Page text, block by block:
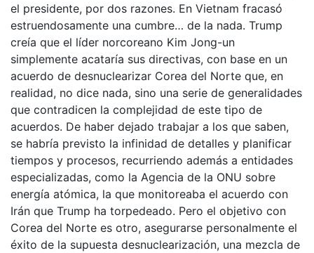
el presidente, por dos razones. En Vietnam fracasó
estruendosamente una cumbre… de la nada. Trump
creía que el líder norcoreano Kim Jong-un
simplemente acataría sus directivas, con base en un
acuerdo de desnuclearizar Corea del Norte que, en
realidad, no dice nada, sino una serie de generalidades
que contradicen la complejidad de este tipo de
acuerdos. De haber dejado trabajar a los que saben,
se habría previsto la infinidad de detalles y planificar
tiempos y procesos, recurriendo además a entidades
especializadas, como la Agencia de la ONU sobre
energía atómica, la que monitoreaba el acuerdo con
Irán que Trump ha torpedeado. Pero el objetivo con
Corea del Norte es otro, asegurarse personalmente el
éxito de la supuesta desnuclearización, una mezcla de